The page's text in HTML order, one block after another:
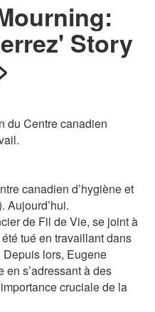
Story
du Centre canadien
canadien d’hygiène et
Aujourd’hui.
de Fil de Vie, se joint à
tué en travaillant dans
lors, Eugene
en s’adressant à des
cruciale de la